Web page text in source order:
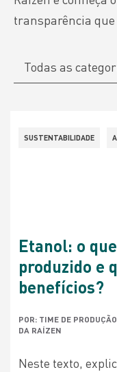
transparência
Todas as
SUSTENTABILIDADE
Etanol: o
produzido e
benefícios?
POR: TIME DE
DA RAÍZEN
Neste texto,